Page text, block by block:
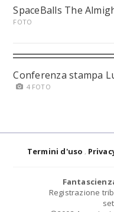
SpaceBalls The
FOTO
Conferenza stampa
4 FOTO
Termini d'uso
Registrazione